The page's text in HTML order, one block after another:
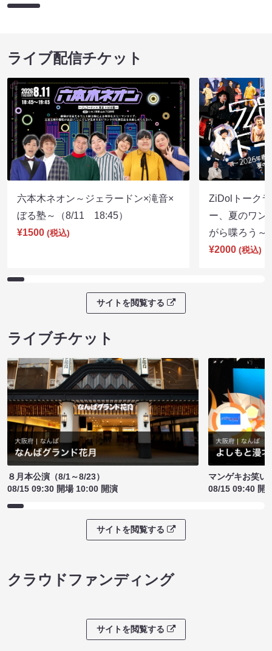
ライブ配信チケット
六本木ネオン～ジェラードン×滝音×
ぼる塾～（8/11 18:45）
¥1500 (税込)
ZiDolトーク
ー、夏のワン
がら喋ろう
¥2000 (税込)
サイトを閲覧する
ライブチケット
８月本公演（8/1～8/23）
08/15 09:30 開場 10:00 開演
マンゲキお笑い
08/15 09:40 開
サイトを閲覧する
クラウドファンディング
サイトを閲覧する